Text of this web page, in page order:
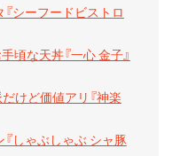
シーフードビストロ
頃な天丼『一心 金子』
けど価値アリ『神楽
しゃぶしゃぶ シャ豚